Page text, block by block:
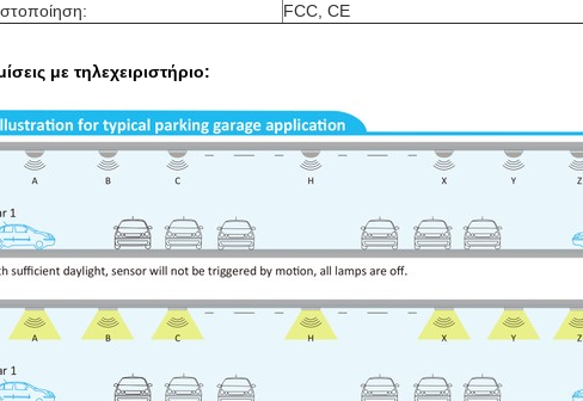
FCC, CE
με τηλεχειριστήριο: